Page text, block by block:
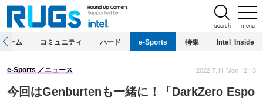
menu
search
ホーム コミュニティ ハード e-Sports 特集 Intel Inside
今回はGenburtenも一緒に！「DarkZero Espo
e-Sports ニュース 2022.7.11 Mon 12:13